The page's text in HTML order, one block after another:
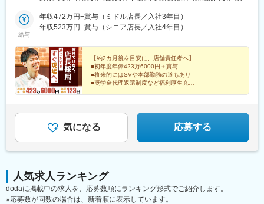
口駅、登戸駅、関内駅、汐入駅、京成船橋駅、津田沼駅、市川真
間駅、宇都宮駅、なんば駅(地下鉄)、四条駅(京都市営)、山陽姫路
駅、馬喰町駅、上野広小路駅、竹橋駅、末広町駅(東京都)、西新宿
五丁目駅、新宿駅、西早稲田駅、六本木一丁目駅、芝公園駅、高
輪ゲートウェイ駅、日比谷駅、牛込柳町駅、西武新宿駅、梅屋敷
駅(東京都)、布田駅、千石駅、高津駅(神奈川県)、日ノ出町駅、さ
いたま新都心駅、東海神駅、京成津田沼駅、東宿郷駅、大阪難波
知県＜近畿＞滋賀県／京都府／大阪府／兵庫県／奈良県＜中国・
四国＞島根県／広島県＜九州＞福岡県／佐賀県／長崎県／熊本県
家族の事情など、転居が難しい場合は相談可能です。一方的な辞
令ではなく、本人の状況や希望を確認しながら進めています！
駒込駅、大塚駅前駅、北千住駅、立川北駅、五反田駅、大森駅(東
京都)、勝どき駅、亀有駅、三鷹駅、大井町駅、大森町駅、下北沢
橋駅、小川町駅(東京都)、保谷駅、高円寺駅、高田馬場駅、東新宿
駅、日比谷駅、末広町駅(東京都)、東中野駅、八潮駅、蕨駅、大宮
駅(埼玉県)、川口駅、北戸田駅、新田駅(埼玉県)、本川越駅、南行
徳駅、逆井駅、柏駅、新浦安駅、作草部駅、京成船橋駅、公津の
杜駅、市川駅、海浜幕張駅、相模大野駅、上大岡駅、藤沢駅、橋
川県)、横須賀中央駅、北藤岡駅、赤塚駅、鹿島神宮駅、土浦駅、
ひたち野うしく駅、東釧路駅、前潟駅、村崎野駅、国見駅(宮城
県)、あおば通駅、泉駅(常磐線)、小松駅、森本駅、常永駅、村井
阪急行)、長尾駅(大阪府)、恵我ノ荘駅、新福島駅、江坂駅、伊丹
駅(福知山線)、中央市場前駅、浜の宮駅、大久保駅(兵庫県)、西宮
駅、郡山駅(奈良県)、荘原駅、駅家駅、千代県庁口駅、西鉄福岡
給与
年収472万円+賞与（ミドル店長／入社3年目）
年収523万円+賞与（シニア店長／入社4年目）
【約2カ月後を目安に、店舗責任者へ】
■初年度年俸423万6000円＋賞与
■将来的にはSVや本部勤務の道もあり
■奨学金代理返還制度など福利厚生充実
気になる 応募する
人気求人ランキング
dodaに掲載中の求人を、応募数順にランキング形式でご紹介します。
※応募数が同数の場合は、新着順に表示しています。